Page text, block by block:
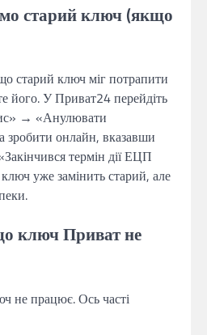
старий ключ (якщо
старий ключ міг потрапити
його. У Приват24 перейдіть
→ «Анулювати
зробити онлайн, вказавши
термін дії ЕЦП
уже замінить старий, але
ключ Приват не
не працює. Ось часті